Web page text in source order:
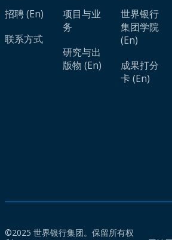
招聘 (En)
联系方式
项目与业
务
研究与出
版物 (En)
世界银行
集团学院
(En)
成果打分
卡 (En)
©2025 世界银行集团。保留所有权